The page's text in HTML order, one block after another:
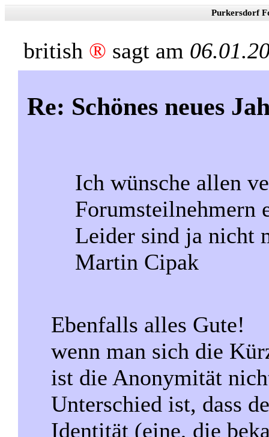
Purkersdorf
british ® sagt am
Re: Schönes neues
Ich wünsche allen
Forumsteilnehmern
Leider sind ja nicht
Martin Cipak
Ebenfalls alles Gute!
wenn man sich die
ist die Anonymität
Unterschied ist, dass
Identität (eine, die